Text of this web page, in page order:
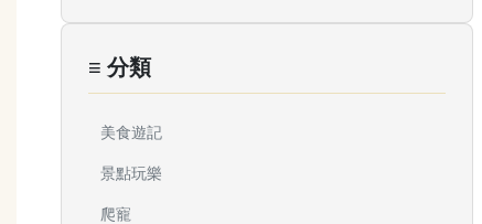
≡ 分類
美食遊記
景點玩樂
爬寵